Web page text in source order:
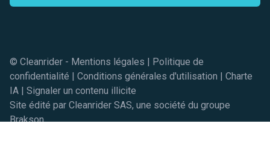
© Cleanrider - Mentions légales | Politique de
confidentialité | Conditions générales d'utilisation | Charte
IA | Signaler un contenu illicite
Site édité par Cleanrider SAS, une société du groupe
Brakson